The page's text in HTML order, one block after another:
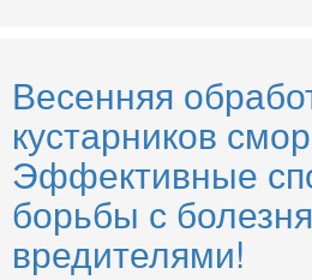
Весенняя
кустарников
Эффективные
борьбы с
вредителями!